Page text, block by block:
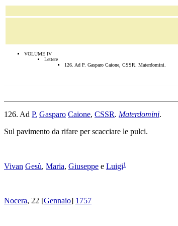
VOLUME IV
Lettere
126. Ad P. Gasparo Caione, CSSR. Materdomini.
126. Ad P. Gasparo Caione, CSSR. Materdomini.
Sul pavimento da rifare per scacciare le pulci.
Vivan Gesù, Maria, Giuseppe e Luigi1
Nocera, 22 [Gennaio] 1757